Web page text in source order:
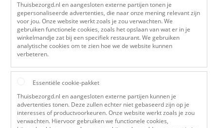
Thuisbezorgd.nl en aangesloten externe partijen tonen je
gepersonaliseerde advertenties, die naar onze mening relevant zijn
voor jou. Onze website werkt zoals je zou verwachten. We
gebruiken functionele cookies, zoals het opslaan van wat er in je
winkelmandje zat bij een specifiek restaurant. We gebruiken
analytische cookies om te zien hoe we de website kunnen
verbeteren.
Essentiële cookie-pakket
Thuisbezorgd.nl en aangesloten externe partijen kunnen je
advertenties tonen. Deze zullen echter niet gebaseerd zijn op je
interesses of productvoorkeuren. Onze website werkt zoals je zou
verwachten. Hiervoor gebruiken we functionele cookies,